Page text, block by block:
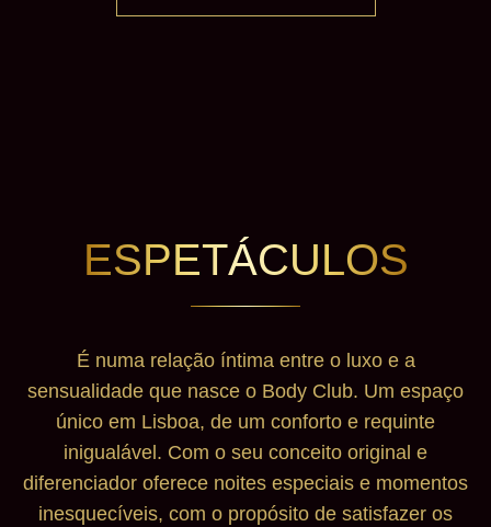
ESPETÁCULOS
É numa relação íntima entre o luxo e a
sensualidade que nasce o Body Club. Um espaço
único em Lisboa, de um conforto e requinte
inigualável. Com o seu conceito original e
diferenciador oferece noites especiais e momentos
inesquecíveis, com o propósito de satisfazer os